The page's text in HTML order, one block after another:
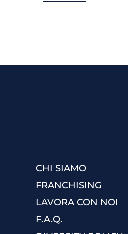
CHI SIAMO
FRANCHISING
LAVORA CON NOI
F.A.Q.